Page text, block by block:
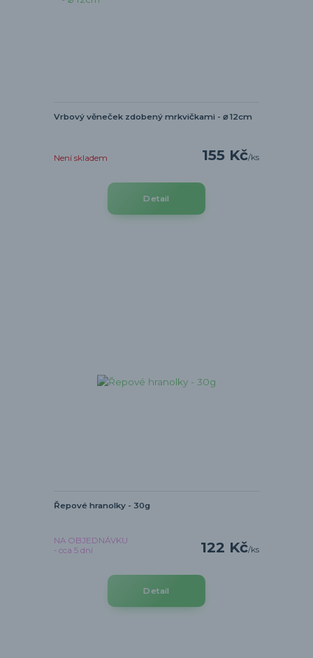
Vrbový věneček zdobený mrkvičkami - ⌀ 12cm
155 Kč/ks
Není skladem
Detail
Řepové hranolky - 30g
122 Kč/ks
NA OBJEDNÁVKU
- cca 5 dní
Detail